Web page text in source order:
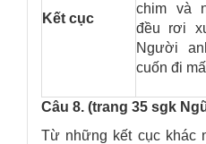
Kết cục
chim và
đều rơi
Người
cuốn đi
Câu 8. (trang 35 sgk
Từ những kết cục khác